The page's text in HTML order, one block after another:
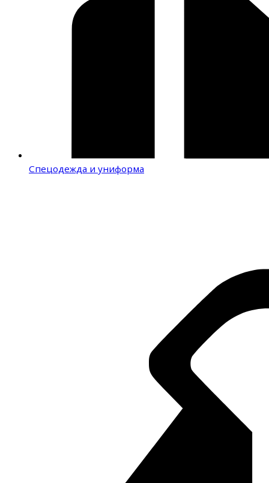
Спецодежда и униформа